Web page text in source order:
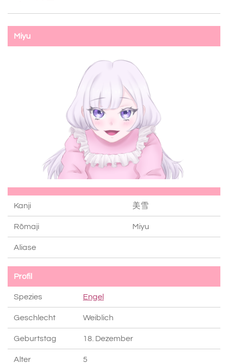
Miyu
Kanji 美雪
Rōmaji Miyu
Aliase
Profil
Spezies Engel
Geschlecht Weiblich
Geburtstag 18. Dezember
Alter 5